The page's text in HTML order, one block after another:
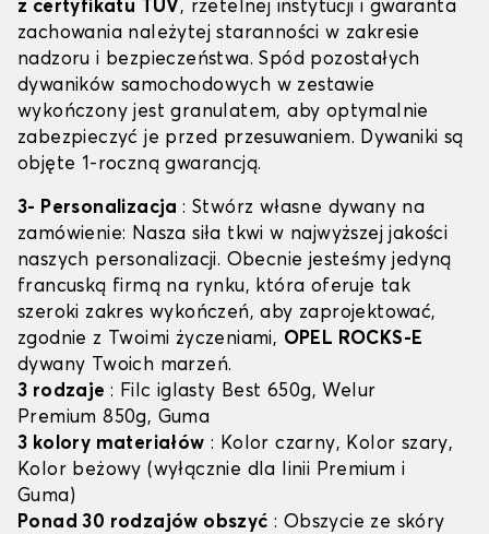
z certyfikatu TÜV, rzetelnej instytucji i gwaranta
zachowania należytej staranności w zakresie
nadzoru i bezpieczeństwa. Spód pozostałych
dywaników samochodowych w zestawie
wykończony jest granulatem, aby optymalnie
zabezpieczyć je przed przesuwaniem. Dywaniki są
objęte 1-roczną gwarancją.
3- Personalizacja: Stwórz własne dywany na
zamówienie: Nasza siła tkwi w najwyższej jakości
naszych personalizacji. Obecnie jesteśmy jedyną
francuską firmą na rynku, która oferuje tak
szeroki zakres wykończeń, aby zaprojektować,
zgodnie z Twoimi życzeniami, OPEL ROCKS-E
dywany Twoich marzeń.
3 rodzaje : Filc iglasty Best 650g, Welur
Premium 850g, Guma
3 kolory materiałów : Kolor czarny, Kolor szary,
Kolor beżowy (wyłącznie dla linii Premium i
Guma)
Ponad 30 rodzajów obszyć : Obszycie ze skóry